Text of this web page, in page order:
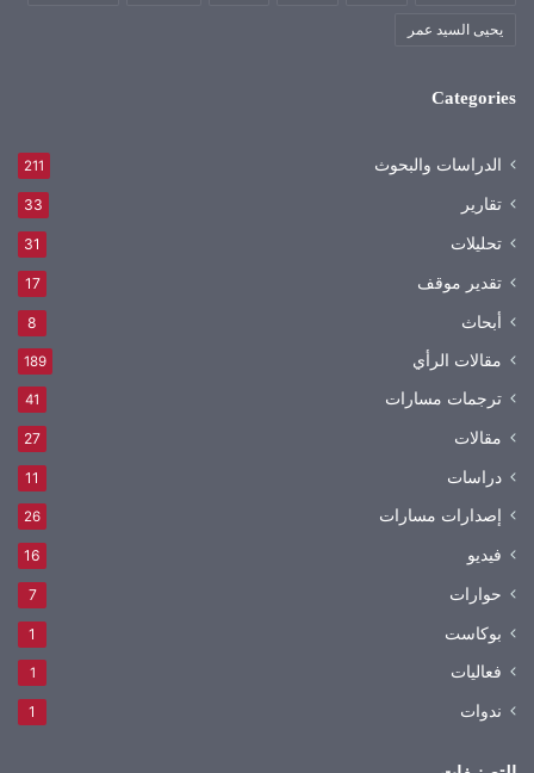
يحيى السيد عمر
Categories
الدراسات والبحوث 211
تقارير 33
تحليلات 31
تقدير موقف 17
أبحاث 8
مقالات الرأي 189
ترجمات مسارات 41
مقالات 27
دراسات 11
إصدارات مسارات 26
فيديو 16
حوارات 7
بوكاست 1
فعاليات 1
ندوات 1